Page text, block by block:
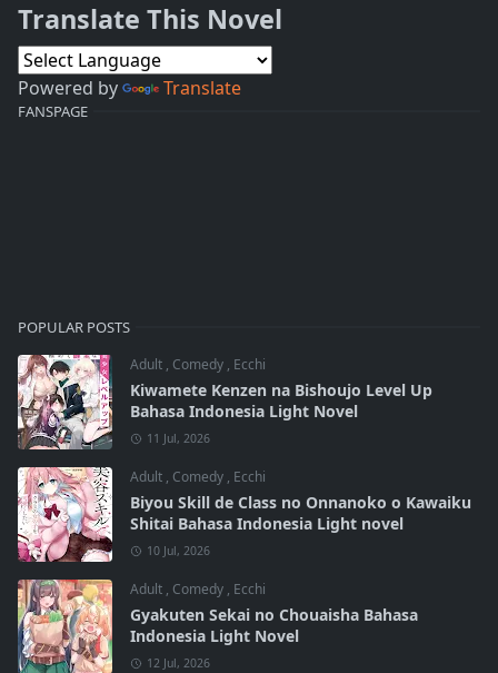
Translate This Novel
Powered by Translate
FANSPAGE
POPULAR POSTS
Adult , Comedy , Ecchi
Kiwamete Kenzen na Bishoujo Level Up
Bahasa Indonesia Light Novel
11 Jul, 2026
Adult , Comedy , Ecchi
Biyou Skill de Class no Onnanoko o Kawaiku
Shitai Bahasa Indonesia Light novel
10 Jul, 2026
Adult , Comedy , Ecchi
Gyakuten Sekai no Chouaisha Bahasa
Indonesia Light Novel
12 Jul, 2026